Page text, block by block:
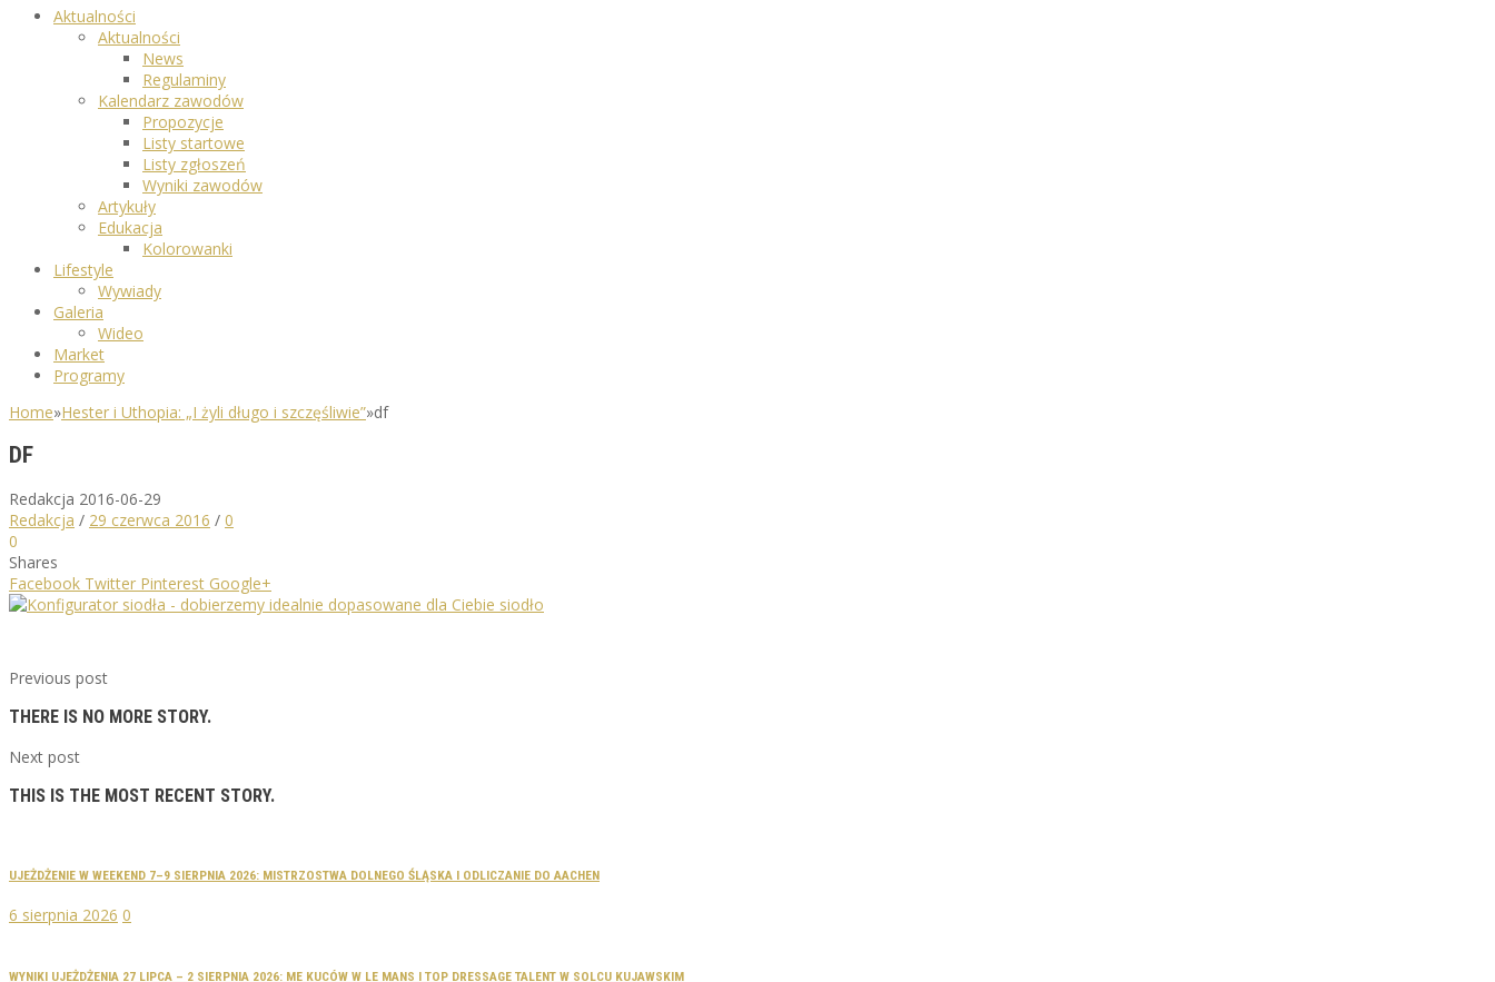
Aktualności
Aktualności
News
Regulaminy
Kalendarz zawodów
Propozycje
Listy startowe
Listy zgłoszeń
Wyniki zawodów
Artykuły
Edukacja
Kolorowanki
Lifestyle
Wywiady
Galeria
Wideo
Market
Programy
Home»Hester i Uthopia: „I żyli długo i szczęśliwie”»df
DF
Redakcja 2016-06-29
Redakcja / 29 czerwca 2016 / 0
0
Shares
Facebook Twitter Pinterest Google+
Previous post
THERE IS NO MORE STORY.
Next post
THIS IS THE MOST RECENT STORY.
UJEŻDŻENIE W WEEKEND 7–9 SIERPNIA 2026: MISTRZOSTWA DOLNEGO ŚLĄSKA I ODLICZANIE DO AACHEN
6 sierpnia 2026 0
WYNIKI UJEŻDŻENIA 27 LIPCA – 2 SIERPNIA 2026: ME KUCÓW W LE MANS I TOP DRESSAGE TALENT W SOLCU KUJAWSKIM